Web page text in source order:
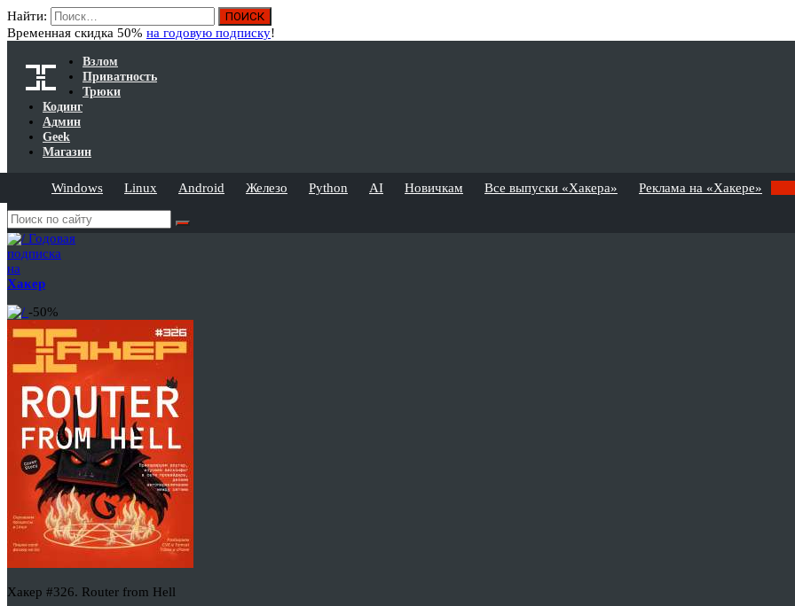
Найти:
Временная скидка 50% на годовую подписку!
Взлом
Приватность
Трюки
Кодинг
Админ
Geek
Магазин
Windows Linux Android Железо Python AI Новичкам Все выпуски «Хакера» Реклама на «Хакере»
Годовая
подписка
на
Хакер
-50%
Хакер #326. Router from Hell